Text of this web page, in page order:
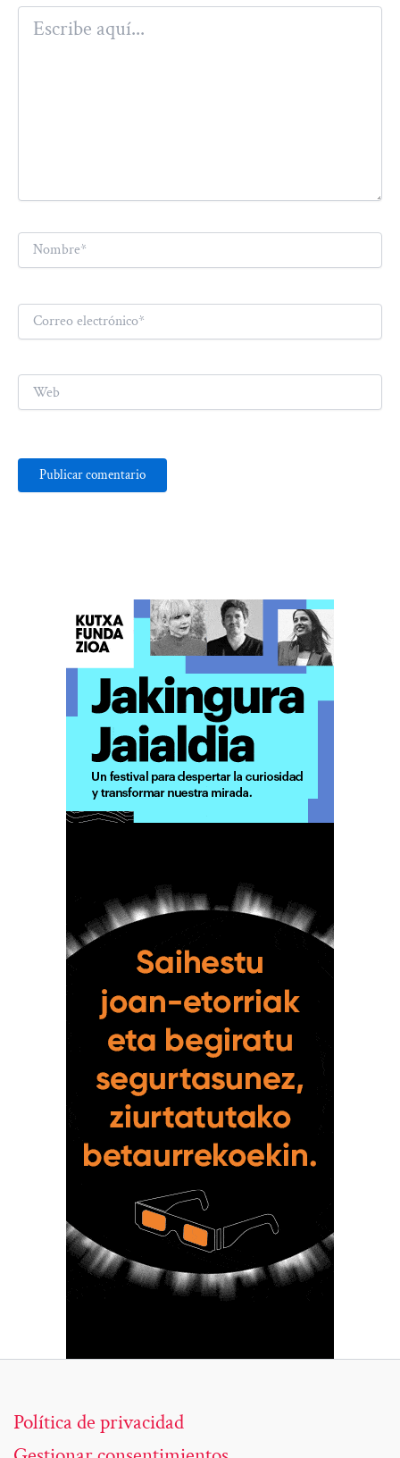
aquí...
Nombre*
Correo
electrónico*
Política de privacidad